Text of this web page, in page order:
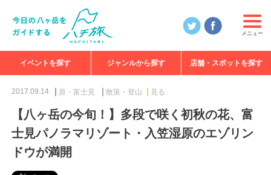
メニュー
イベントを探す ジャンルから探す 店舗・スポットを探す
2017.09.14 原・富士見 散策・登山 見る
【八ヶ岳の今旬！】多段で咲く初秋の花、富
士見パノラマリゾート・入笠湿原のエゾリン
ドウが満開